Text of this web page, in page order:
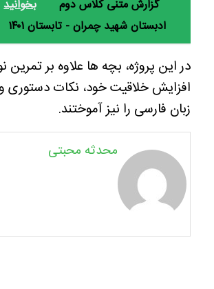
بخوانید
گزارش متنی کلاس دوم
ادبستان شهید چمران - تابستان ۱۴۰۱
در این پروژه، بچه ها علاوه بر
افزایش خلاقیت خود، نکات دستوری
زبان فارسی را نیز آموختند.
محدثه محبتی